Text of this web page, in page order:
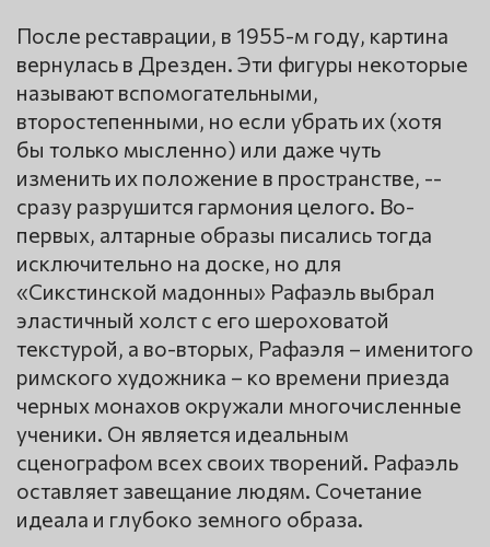
После реставрации, в 1955-м году, картина
вернулась в Дрезден. Эти фигуры некоторые
называют вспомогательными,
второстепенными, но если убрать их (хотя
бы только мысленно) или даже чуть
изменить их положение в пространстве, --
сразу разрушится гармония целого. Во-
первых, алтарные образы писались тогда
исключительно на доске, но для
«Сикстинской мадонны» Рафаэль выбрал
эластичный холст с его шероховатой
текстурой, а во-вторых, Рафаэля – именитого
римского художника – ко времени приезда
черных монахов окружали многочисленные
ученики. Он является идеальным
сценографом всех своих творений. Рафаэль
оставляет завещание людям. Сочетание
идеала и глубоко земного образа.